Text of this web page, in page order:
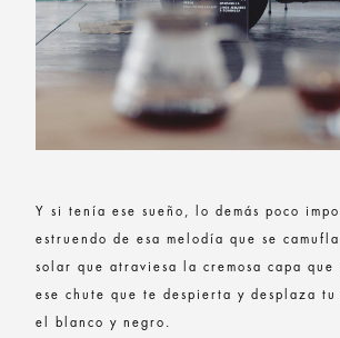
Y si tenía ese sueño, lo demás poco
estruendo de esa melodía que se
solar que atraviesa la cremosa capa que
ese chute que te despierta y desplaza
el blanco y negro.